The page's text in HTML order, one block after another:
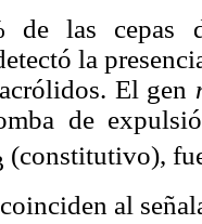
de las cepas
la
El gen
de
(constitutivo),
al